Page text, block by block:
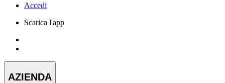
Accedi
Scarica l'app
AZIENDA